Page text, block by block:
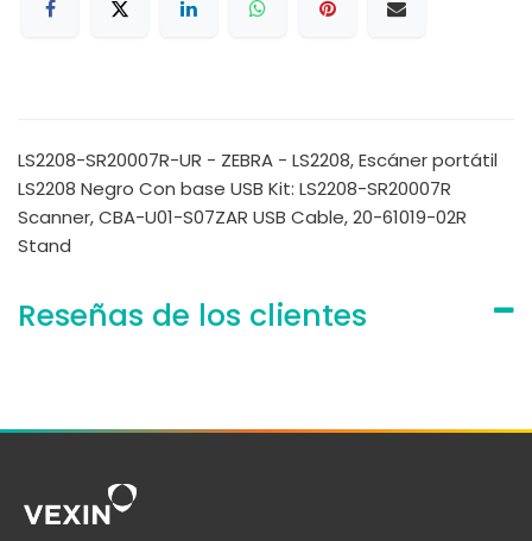
LS2208-SR20007R-UR - ZEBRA - LS2208, Escáner portátil
LS2208 Negro Con base USB Kit: LS2208-SR20007R
Scanner, CBA-U01-S07ZAR USB Cable, 20-61019-02R
Stand
Reseñas de los clientes